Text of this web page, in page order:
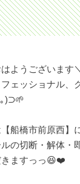
ようございます
ェッショナル、
｡⁠)⁠⊃🌱
船橋市前原西】
ルの切断・解体・
きますっっ😆❤️